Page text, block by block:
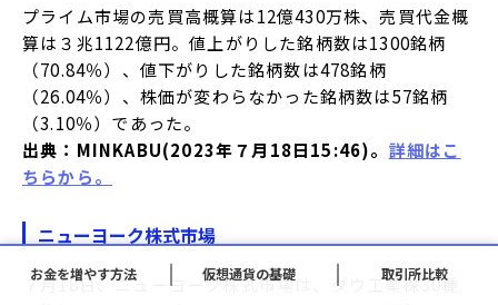
プライム市場の売買高概算は12億430万株、売買代金概
算は３兆1122億円。値上がりした銘柄数は1300銘柄
（70.84％）、値下がりした銘柄数は478銘柄
（26.04％）、株価が変わらなかった銘柄数は57銘柄
（3.10％）であった。
出典：MINKABU(2023年７月18日15:46)。 詳細はこ
ちらから。
ニューヨーク株式市場
７月18日、ニューヨーク株式市場は、ダウ工業株30種
お金を増やす方法 仮想通貨の基礎 取引所比較